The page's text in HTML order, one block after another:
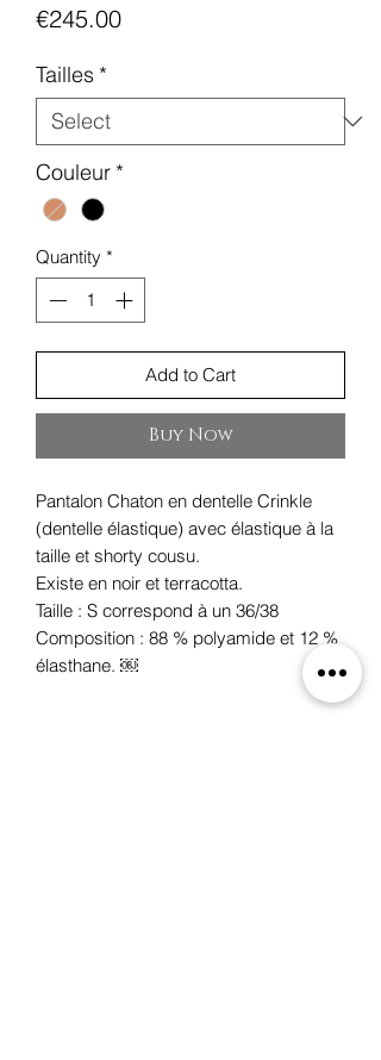
€245.00Price
Tailles *
Couleur *
Quantity *
Add to Cart
Buy Now
Pantalon Chaton en dentelle Crinkle
(dentelle élastique) avec élastique à la
taille et shorty cousu.
Existe en noir et terracotta.
Taille : S correspond à un 36/38
Composition : 88 % polyamide et 12 %
élasthane. ￼